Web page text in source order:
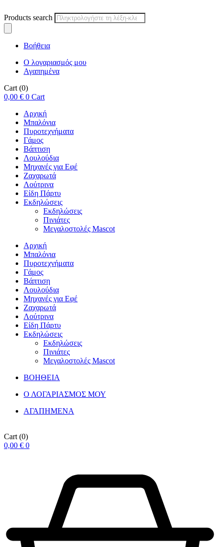
Products search
Βοήθεια
Ο λογαριασμός μου
Αγαπημένα
Cart (0)
0,00 € 0 Cart
Αρχική
Μπαλόνια
Πυροτεχνήματα
Γάμος
Βάπτιση
Λουλούδια
Μηχανές για Εφέ
Ζαχαρωτά
Λούτρινα
Είδη Πάρτυ
Εκδηλώσεις
Εκδηλώσεις
Πινιάτες
Μεγαλοστολές Mascot
Αρχική
Μπαλόνια
Πυροτεχνήματα
Γάμος
Βάπτιση
Λουλούδια
Μηχανές για Εφέ
Ζαχαρωτά
Λούτρινα
Είδη Πάρτυ
Εκδηλώσεις
Εκδηλώσεις
Πινιάτες
Μεγαλοστολές Mascot
ΒΟΗΘΕΙΑ
Ο ΛΟΓΑΡΙΑΣΜΟΣ ΜΟΥ
ΑΓΑΠΗΜΕΝΑ
Cart (0)
0,00 € 0